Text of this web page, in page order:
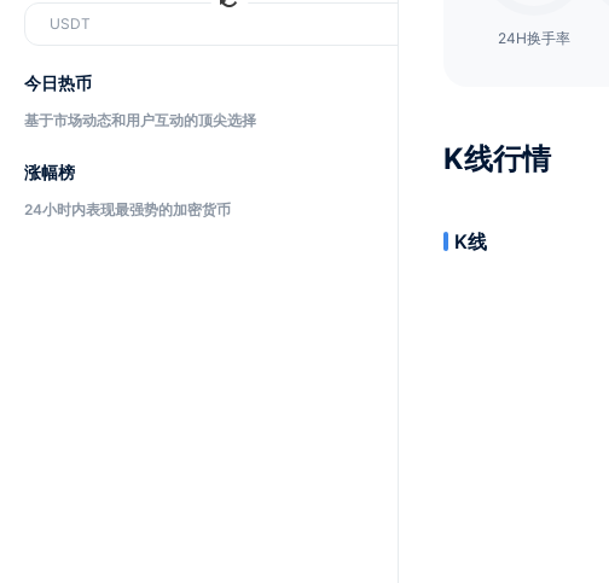
24H换手率
K线行情
K线
USDT
今日热币
基于市场动态和用户互动的顶尖选择
涨幅榜
24小时内表现最强势的加密货币